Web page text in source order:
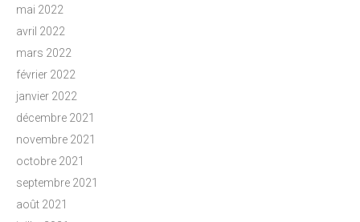
mai 2022
avril 2022
mars 2022
février 2022
janvier 2022
décembre 2021
novembre 2021
octobre 2021
septembre 2021
août 2021